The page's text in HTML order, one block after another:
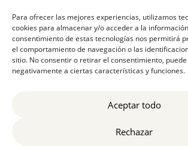
Para ofrecer las mejores experiencias, utilizamos
cookies para almacenar y/o acceder a la
consentimiento de estas tecnologías nos permitirá
el comportamiento de navegación o las
sitio. No consentir o retirar el consentimiento,
negativamente a ciertas características y funciones.
Aceptar todo
Rechazar
Copyright @ 2024 Deulonder.
Todos los derechos reservados